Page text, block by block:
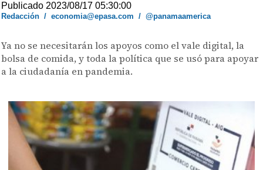
Publicado 2023/08/17 05:30:00
Redacción /economia@epasa.com /@panamaamerica
Ya no se necesitarán los apoyos como el vale digital, la
bolsa de comida, y toda la política que se usó para apoyar
a la ciudadanía en pandemia.